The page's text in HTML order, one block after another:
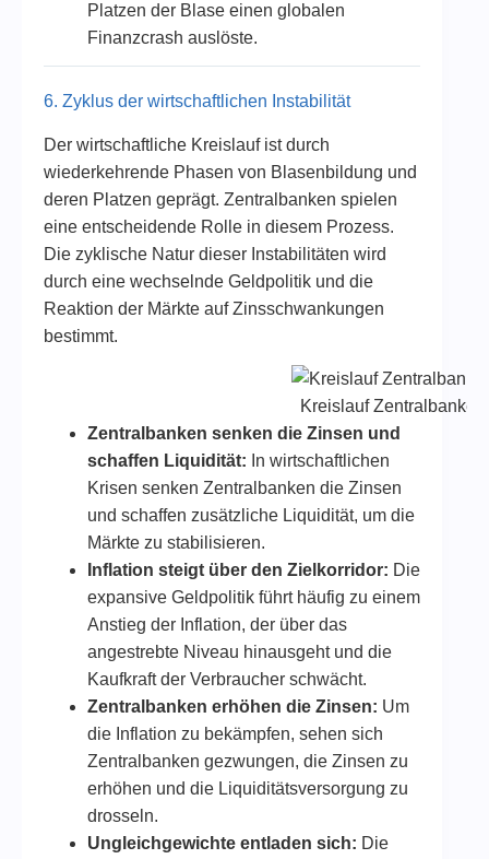
Platzen der Blase einen globalen
Finanzcrash auslöste.
6. Zyklus der wirtschaftlichen Instabilität
Der wirtschaftliche Kreislauf ist durch
wiederkehrende Phasen von Blasenbildung und
deren Platzen geprägt. Zentralbanken spielen
eine entscheidende Rolle in diesem Prozess.
Die zyklische Natur dieser Instabilitäten wird
durch eine wechselnde Geldpolitik und die
Reaktion der Märkte auf Zinsschwankungen
bestimmt.
Kreislauf Zentralbanken
Zentralbanken senken die Zinsen und
schaffen Liquidität: In wirtschaftlichen
Krisen senken Zentralbanken die Zinsen
und schaffen zusätzliche Liquidität, um die
Märkte zu stabilisieren.
Inflation steigt über den Zielkorridor: Die
expansive Geldpolitik führt häufig zu einem
Anstieg der Inflation, der über das
angestrebte Niveau hinausgeht und die
Kaufkraft der Verbraucher schwächt.
Zentralbanken erhöhen die Zinsen: Um
die Inflation zu bekämpfen, sehen sich
Zentralbanken gezwungen, die Zinsen zu
erhöhen und die Liquiditätsversorgung zu
drosseln.
Ungleichgewichte entladen sich: Die